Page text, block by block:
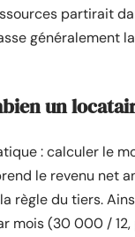
partirait
généralement
un
: calculer le
le revenu net
règle du tiers.
mois (30 000 /